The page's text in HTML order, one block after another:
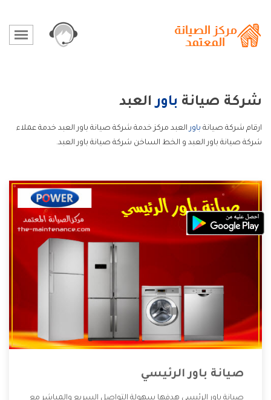
شركة صيانة باورالعبد
ارقام شركة صيانة باورالعبد مركز خدمة شركة صيانة باور العبد خدمة عملاء
شركة صيانة باور العبد و الخط الساخن شركة صيانة باور العبد.
صيانة باور الرئيسي